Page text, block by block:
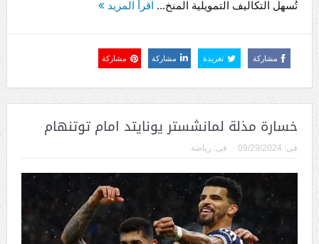
تُسهل التكاليف التمويلية المنخ... اقرأ المزيد
مشاركة تغريدة مشاركة مشاركة
خسارة مذلة لمانشستر يونايتد امام توتنهام
فى: 09/29/2024 فى: رياضة